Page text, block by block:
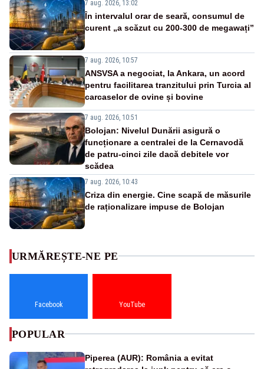
7 aug. 2026, 13:02
În intervalul orar de seară, consumul de
curent „a scăzut cu 200-300 de megawați”
7 aug. 2026, 10:57
ANSVSA a negociat, la Ankara, un acord
pentru facilitarea tranzitului prin Turcia al
carcaselor de ovine și bovine
7 aug. 2026, 10:51
Bolojan: Nivelul Dunării asigură o
funcționare a centralei de la Cernavodă
de patru-cinci zile dacă debitele vor
scădea
7 aug. 2026, 10:43
Criza din energie. Cine scapă de măsurile
de raționalizare impuse de Bolojan
URMĂREȘTE-NE PE
Facebook YouTube
POPULAR
Piperea (AUR): România a evitat